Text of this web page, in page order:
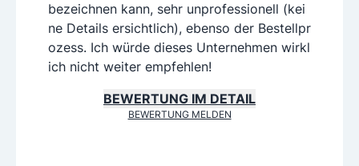
bezeichnen kann, sehr unprofessionell (kei
ne Details ersichtlich), ebenso der Bestellpr
ozess. Ich würde dieses Unternehmen wirkl
ich nicht weiter empfehlen!
BEWERTUNG IM DETAIL
BEWERTUNG MELDEN